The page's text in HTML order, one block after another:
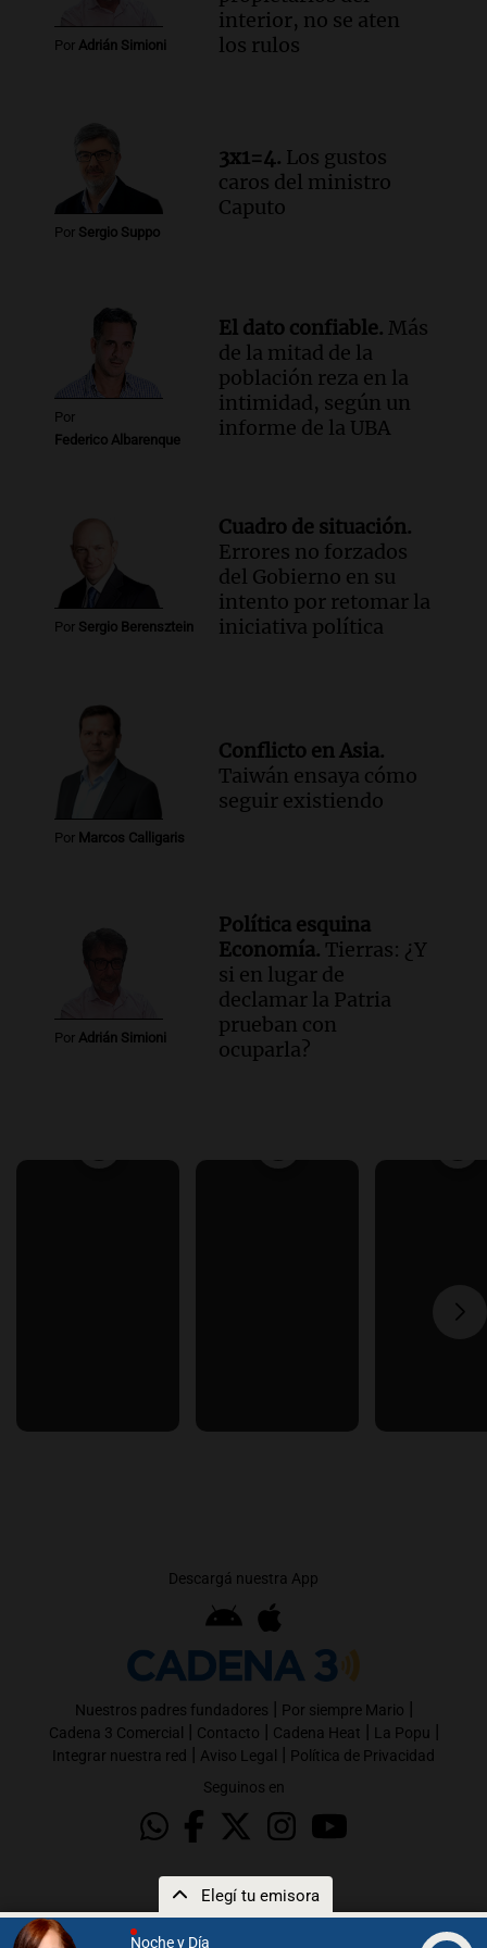
Noche y Día
Elegí tu emisora
Altas Cumbres: rescataron a una
cabra que llevaba ocho días atrapada en
Audio.
Chile planteó mejorar la
conectividad fronteriza, aérea y digital
con Jujuy
Panorama Federal
Episodios
Por Adrián Simioni
interior, no se aten
los rulos
Por Sergio Suppo
3x1=4. Los gustos
caros del ministro
Caputo
Por
Federico Albarenque
El dato confiable. Más
de la mitad de la
población reza en la
intimidad, según un
informe de la UBA
Por Sergio Berensztein
Cuadro de situación.
Errores no forzados
del Gobierno en su
intento por retomar la
iniciativa política
Por Marcos Calligaris
Conflicto en Asia.
Taiwán ensaya cómo
seguir existiendo
Por Adrián Simioni
Política esquina
Economía. Tierras: ¿Y
si en lugar de
declamar la Patria
prueban con
ocuparla?
Descargá nuestra App
Nuestros padres fundadores | Por siempre Mario |
Cadena 3 Comercial | Contacto | Cadena Heat | La Popu |
Integrar nuestra red | Aviso Legal | Política de Privacidad
Seguinos en